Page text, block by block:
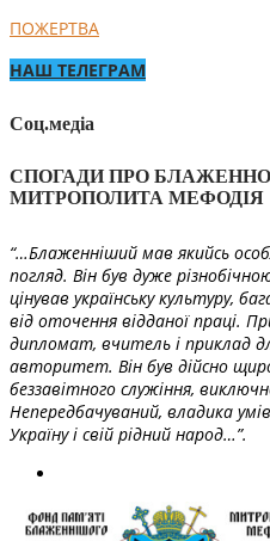
ПОЖЕРТВА
НАШ ТЕЛЕГРАМ
Соц.медіа
СПОГАДИ ПРО
МИТРОПОЛИТА МЕФОДІЯ
“…Блаженніший мав якийсь
погляд. Він був дуже
цінував українську культуру,
від оточення відданої праці.
дипломат, вчитель і приклад
авторитет. Він був дійсно
беззавітного служіння,
Непередбачуваний, владика
Україну і свій рідний народ…”.